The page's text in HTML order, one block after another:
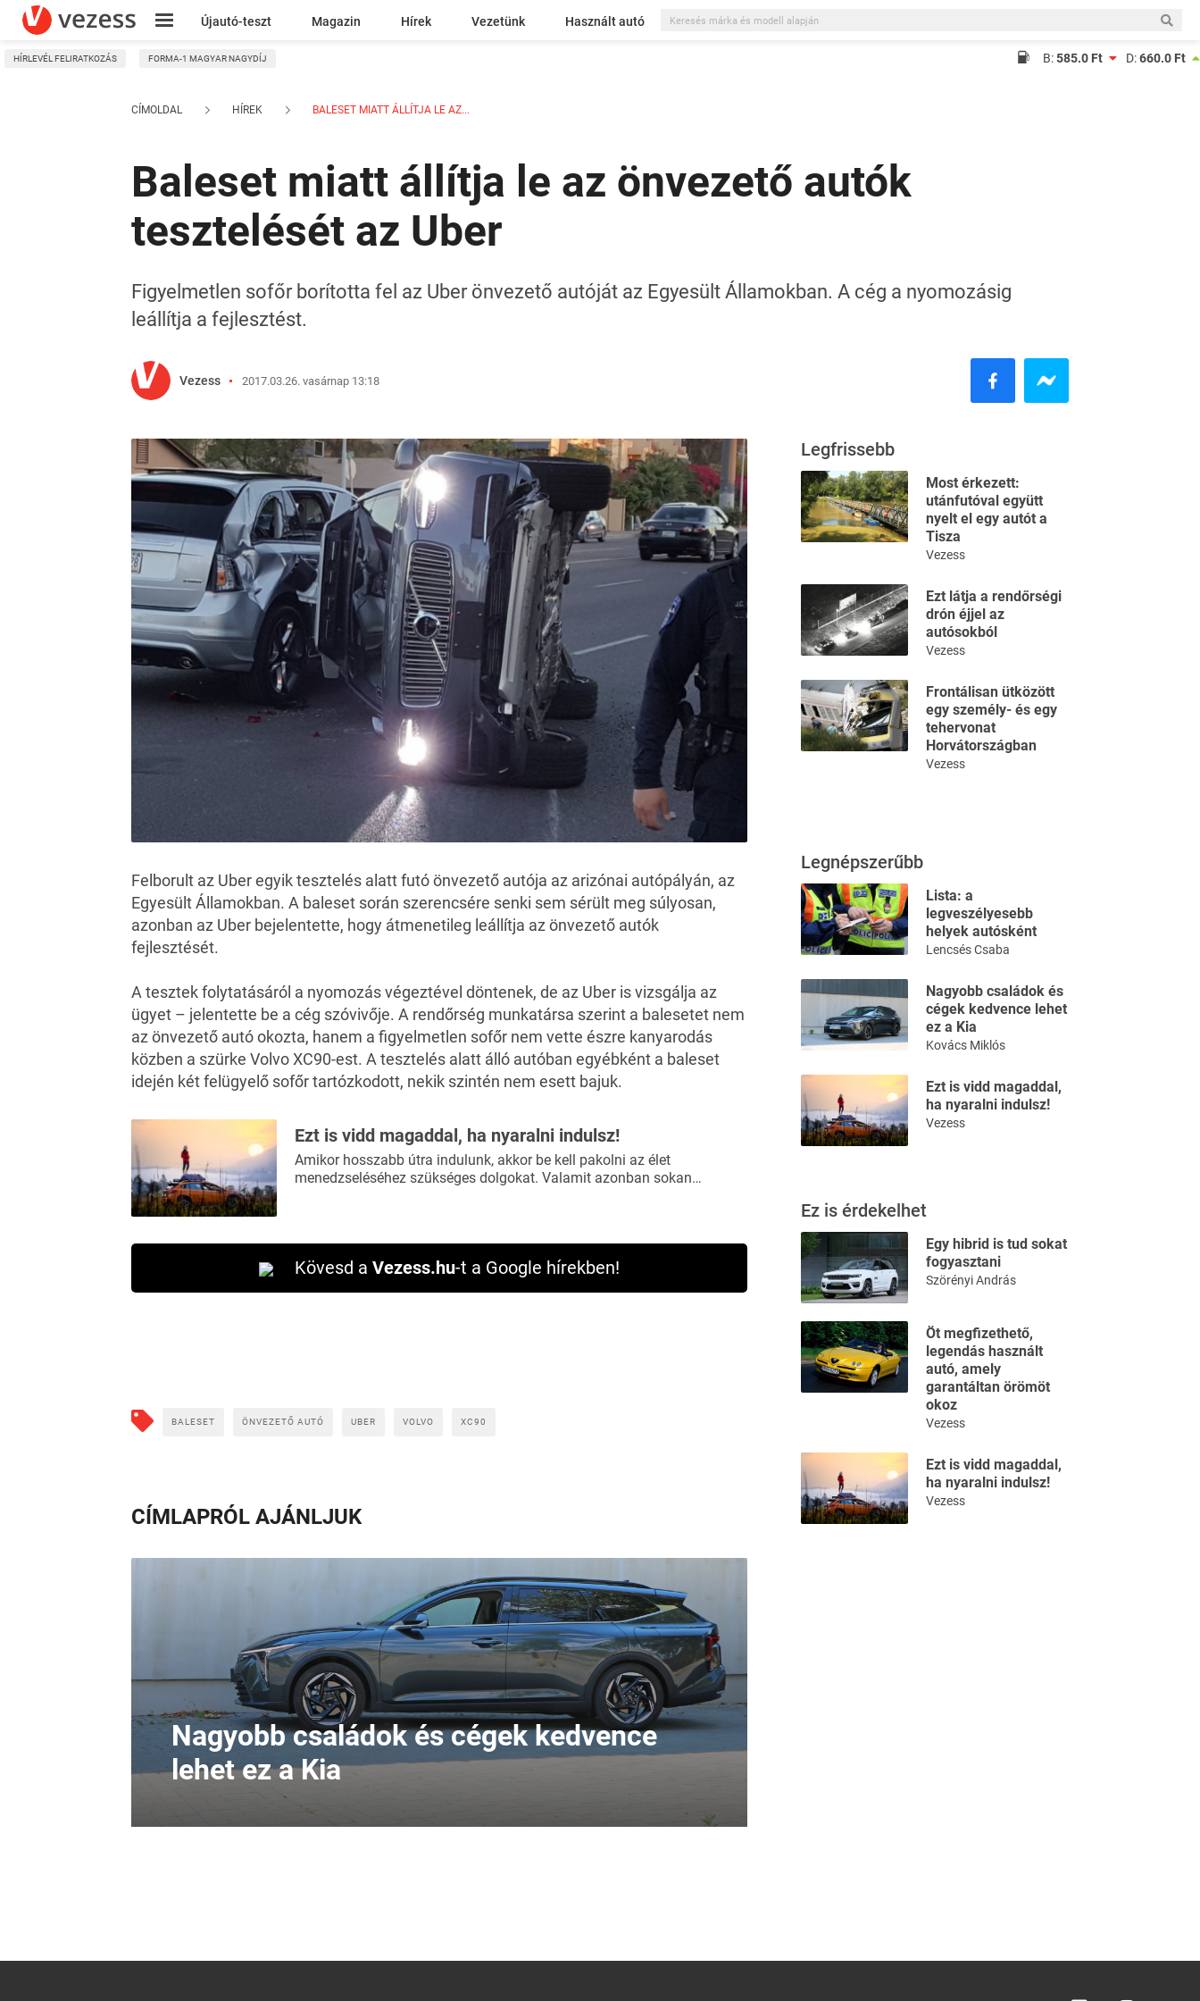
Újautó-teszt Magazin Hírek Vezetünk Használt autó
Kresz
HÍRLEVÉL FELIRATKOZÁS FORMA-1 MAGYAR NAGYDÍJ B:585.0 Ft D:660.0 Ft
CÍMOLDAL HÍREK BALESET MIATT ÁLLÍTJA LE AZ...
Baleset miatt állítja le az önvezető autók
tesztelését az Uber
Figyelmetlen sofőr borította fel az Uber önvezető autóját az Egyesült Államokban. A cég a nyomozásig
leállítja a fejlesztést.
Vezess 2017.03.26. vasárnap 13:18
Felborult az Uber egyik tesztelés alatt futó önvezető autója az arizónai autópályán, az
Egyesült Államokban. A baleset során szerencsére senki sem sérült meg súlyosan,
azonban az Uber bejelentette, hogy átmenetileg leállítja az önvezető autók
fejlesztését.
A tesztek folytatásáról a nyomozás végeztével döntenek, de az Uber is vizsgálja az
ügyet – jelentette be a cég szóvivője. A rendőrség munkatársa szerint a balesetet nem
az önvezető autó okozta, hanem a figyelmetlen sofőr nem vette észre kanyarodás
közben a szürke Volvo XC90-est. A tesztelés alatt álló autóban egyébként a baleset
idején két felügyelő sofőr tartózkodott, nekik szintén nem esett bajuk.
Ezt is vidd magaddal, ha nyaralni indulsz!
Amikor hosszabb útra indulunk, akkor be kell pakolni az élet
menedzseléséhez szükséges dolgokat. Valamit azonban sokan…
Kövesd a Vezess.hu-t a Google hírekben!
BALESET ÖNVEZETŐ AUTÓ UBER VOLVO XC90
CÍMLAPRÓL AJÁNLJUK
Nagyobb családok és cégek kedvence
lehet ez a Kia
Legfrissebb
Most érkezett:
utánfutóval együtt
nyelt el egy autót a
Tisza
Vezess
Ezt látja a rendőrségi
drón éjjel az
autósokból
Vezess
Frontálisan ütközött
egy személy- és egy
tehervonat
Horvátországban
Vezess
Legnépszerűbb
Lista: a
legveszélyesebb
helyek autósként
Lencsés Csaba
Nagyobb családok és
cégek kedvence lehet
ez a Kia
Kovács Miklós
Ezt is vidd magaddal,
ha nyaralni indulsz!
Vezess
Ez is érdekelhet
Egy hibrid is tud sokat
fogyasztani
Szörényi András
Öt megfizethető,
legendás használt
autó, amely
garantáltan örömöt
okoz
Vezess
Ezt is vidd magaddal,
ha nyaralni indulsz!
Vezess